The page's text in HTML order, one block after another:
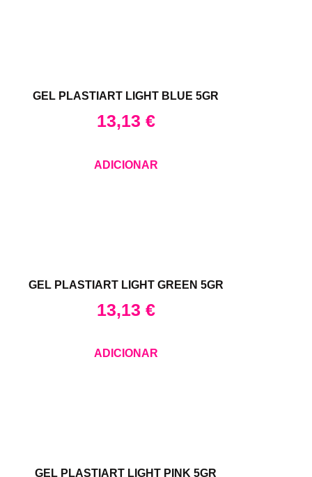
GEL PLASTIART LIGHT BLUE 5GR
13,13 €
ADICIONAR
GEL PLASTIART LIGHT GREEN 5GR
13,13 €
ADICIONAR
GEL PLASTIART LIGHT PINK 5GR